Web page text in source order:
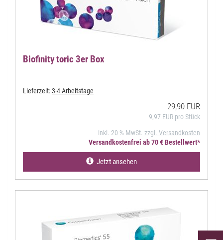
Biofinity toric 3er Box
Lieferzeit:3-4 Arbeitstage
29,90 EUR
9,97 EUR pro Stück
inkl. 20 % MwSt. zzgl. Versandkosten
Versandkostenfrei ab 70 € Bestellwert*
Jetzt ansehen
Per